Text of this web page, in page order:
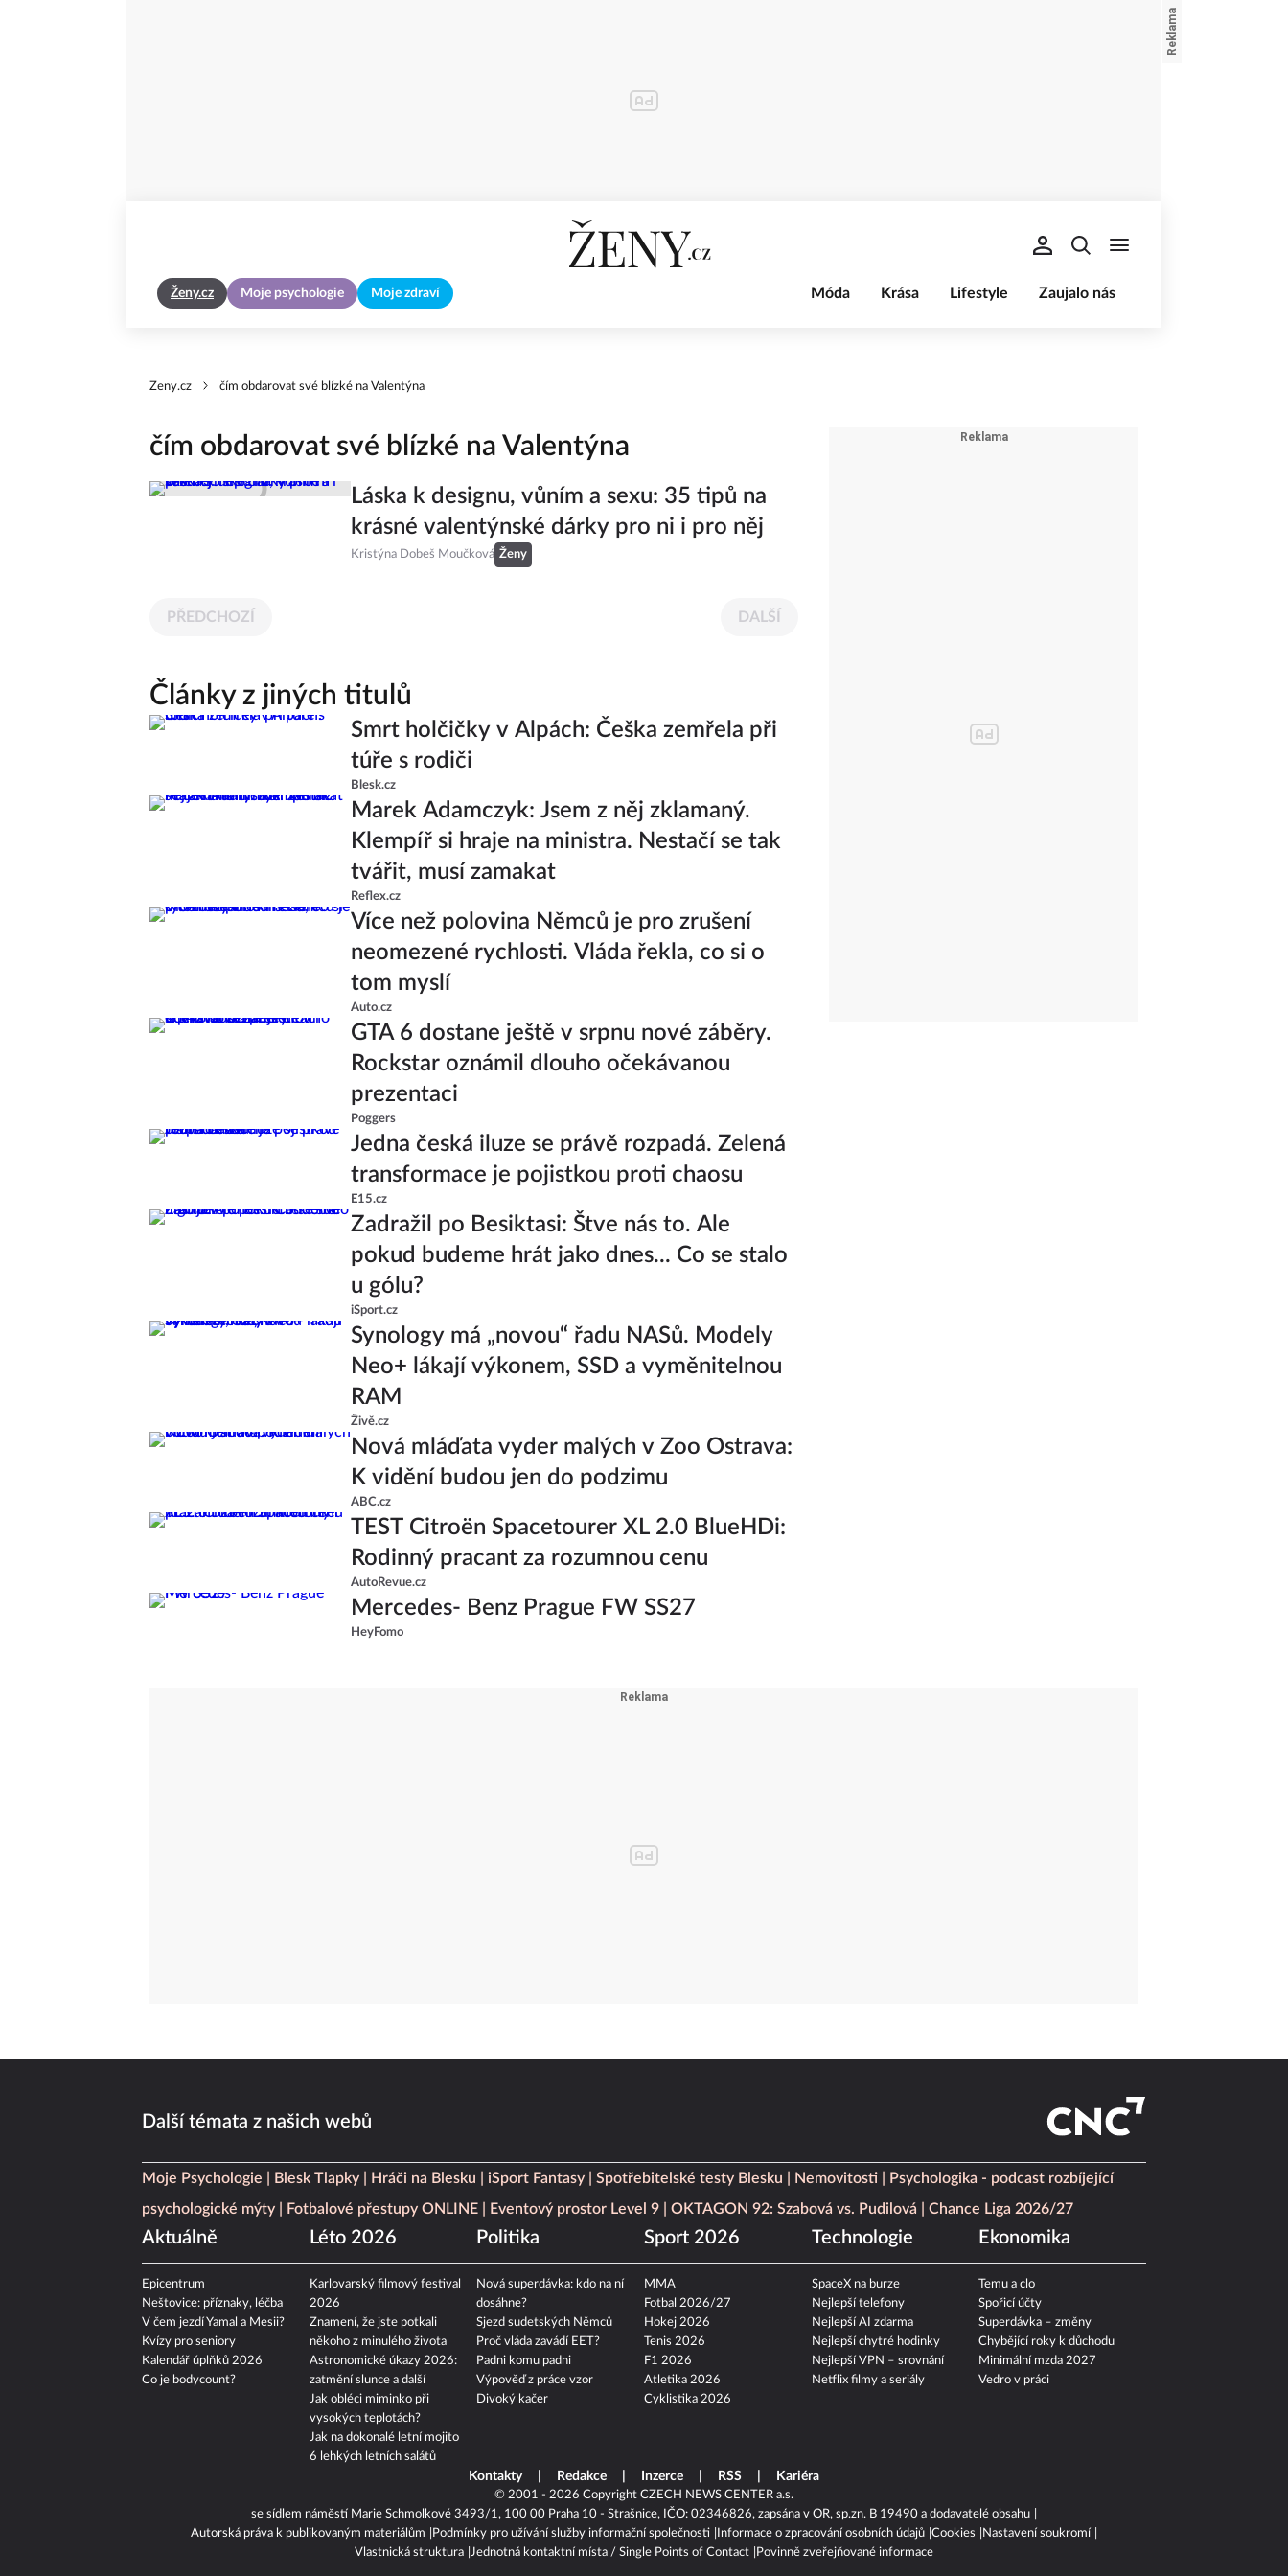
Ženy.cz Moje psychologie Moje zdraví Móda Krása Lifestyle Zaujalo nás
Zeny.cz čím obdarovat své blízké na Valentýna
čím obdarovat své blízké na Valentýna
Láska k designu, vůním a sexu: 35 tipů na
krásné valentýnské dárky pro ni i pro něj
Kristýna Dobeš Moučková Ženy
PŘEDCHOZÍ DALŠÍ
Články z jiných titulů
Smrt holčičky v Alpách: Češka zemřela při
túře s rodiči
Blesk.cz
Marek Adamczyk: Jsem z něj zklamaný.
Klempíř si hraje na ministra. Nestačí se tak
tvářit, musí zamakat
Reflex.cz
Více než polovina Němců je pro zrušení
neomezené rychlosti. Vláda řekla, co si o
tom myslí
Auto.cz
GTA 6 dostane ještě v srpnu nové záběry.
Rockstar oznámil dlouho očekávanou
prezentaci
Poggers
Jedna česká iluze se právě rozpadá. Zelená
transformace je pojistkou proti chaosu
E15.cz
Zadražil po Besiktasi: Štve nás to. Ale
pokud budeme hrát jako dnes... Co se stalo
u gólu?
iSport.cz
Synology má „novou“ řadu NASů. Modely
Neo+ lákají výkonem, SSD a vyměnitelnou
RAM
Živě.cz
Nová mláďata vyder malých v Zoo Ostrava:
K vidění budou jen do podzimu
ABC.cz
TEST Citroën Spacetourer XL 2.0 BlueHDi:
Rodinný pracant za rozumnou cenu
AutoRevue.cz
Mercedes- Benz Prague FW SS27
HeyFomo
Další témata z našich webů
Moje Psychologie Blesk Tlapky Hráči na Blesku iSport Fantasy Spotřebitelské testy Blesku Nemovitosti
Psychologika - podcast rozbíjející
psychologické mýty
Fotbalové přestupy ONLINE Eventový prostor Level 9 OKTAGON 92: Szabová vs. Pudilová Chance Liga 2026/27
Aktuálně
Epicentrum
Neštovice: příznaky, léčba
V čem jezdí Yamal a Mesii?
Kvízy pro seniory
Kalendář úplňků 2026
Co je bodycount?
Léto 2026
Karlovarský filmový festival
2026
Znamení, že jste potkali
někoho z minulého života
Astronomické úkazy 2026:
zatmění slunce a další
Jak obléci miminko při
vysokých teplotách?
Jak na dokonalé letní mojito
6 lehkých letních salátů
Politika
Nová superdávka: kdo na ní
dosáhne?
Sjezd sudetských Němců
Proč vláda zavádí EET?
Padni komu padni
Výpověď z práce vzor
Divoký kačer
Sport 2026
MMA
Fotbal 2026/27
Hokej 2026
Tenis 2026
F1 2026
Atletika 2026
Cyklistika 2026
Technologie
SpaceX na burze
Nejlepší telefony
Nejlepší AI zdarma
Nejlepší chytré hodinky
Nejlepší VPN – srovnání
Netflix filmy a seriály
Ekonomika
Temu a clo
Spořicí účty
Superdávka – změny
Chybějící roky k důchodu
Minimální mzda 2027
Vedro v práci
Kontakty Redakce Inzerce RSS Kariéra
© 2001 - 2026 Copyright CZECH NEWS CENTER a.s.
se sídlem náměstí Marie Schmolkové 3493/1, 100 00 Praha 10 - Strašnice, IČO: 02346826, zapsána v OR, sp.zn. B 19490 a dodavatelé obsahu
Autorská práva k publikovaným materiálům
Podmínky pro užívání služby informační společnosti Informace o zpracování osobních údajů Cookies
Nastavení soukromí
Vlastnická struktura Jednotná kontaktní místa / Single Points of Contact Povinně zveřejňované informace